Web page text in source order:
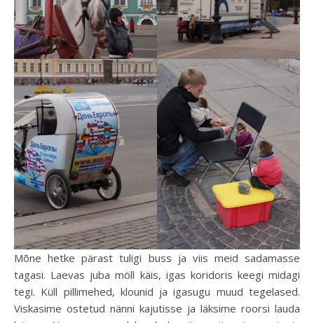
Mõne hetke pärast tuligi buss ja viis meid sadamasse
tagasi. Laevas juba möll käis, igas koridoris keegi midagi
tegi. Küll pillimehed, klounid ja igasugu muud tegelased.
Viskasime ostetud nänni kajutisse ja läksime roorsi lauda